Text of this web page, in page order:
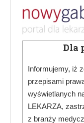
wyrazić trzy
zgodę
zgoda
na
w
Dla
Informujemy, iż
przepisami
wyświetlanych
LEKARZA,
z branży